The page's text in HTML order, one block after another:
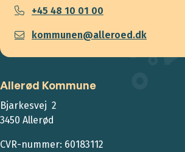
+45 48 10 01 00
kommunen@alleroed.dk
Allerød Kommune
Bjarkesvej 2
3450 Allerød
CVR-nummer: 60183112